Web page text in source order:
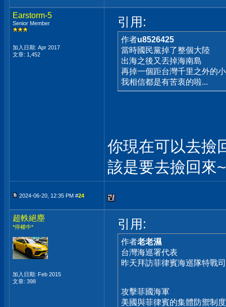
Earstorm-5
Senior Member
加入日期: Apr 2017
文章: 1,452
引用:
作者u8526425
當時國民黨掉了整個大陸
出海之後又丟掉海南島
再掉一個距台灣千里之外的
我相信都是有苦衷的啦...
你現在可以去撿
該是要去撿回來~
2024-06-20, 12:35 PM #24
超軼絕塵
*停權中*
加入日期: Feb 2015
文章: 398
引用:
作者老老濕
台灣海巡署代表
昨天拜訪菲律賓海巡隊特戰
攻擊菲國海軍
美國與菲律賓的集體防禦制度